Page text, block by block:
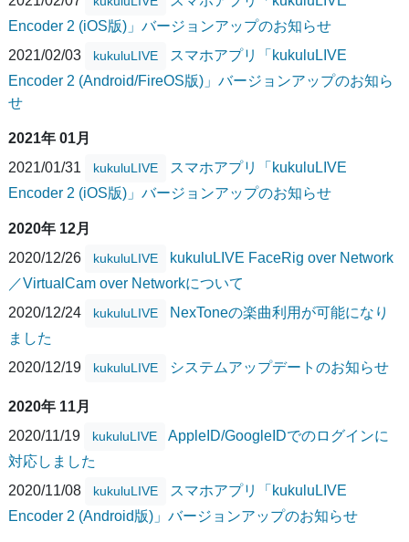
Encoder 2 (iOS版)」バージョンアップのお知らせ
2021/02/03
kukuluLIVE
スマホアプリ「kukuluLIVE
Encoder 2 (Android/FireOS版)」バージョンアップのお知ら
せ
2021年 01月
2021/01/31
kukuluLIVE
スマホアプリ「kukuluLIVE
Encoder 2 (iOS版)」バージョンアップのお知らせ
2020年 12月
2020/12/26
kukuluLIVE
kukuluLIVE FaceRig over Network
／VirtualCam over Networkについて
2020/12/24
kukuluLIVE
NexToneの楽曲利用が可能になり
ました
2020/12/19
kukuluLIVE システムアップデートのお知らせ
2020年 11月
2020/11/19
kukuluLIVE
AppleID/GoogleIDでのログインに
対応しました
2020/11/08
kukuluLIVE
スマホアプリ「kukuluLIVE
Encoder 2 (Android版)」バージョンアップのお知らせ